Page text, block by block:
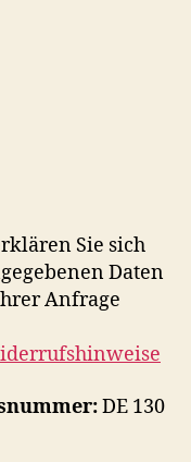
Sie sich
Daten
Anfrage
DE 130